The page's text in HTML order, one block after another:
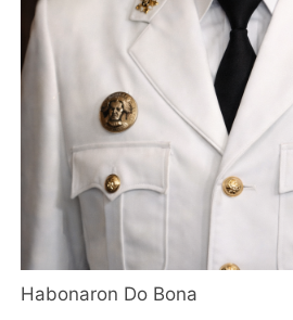
Habonaron Do Bona